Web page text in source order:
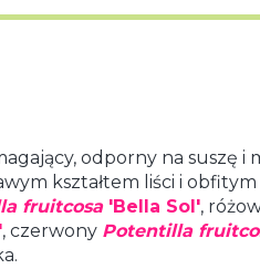
odporny na suszę i
kształtem liści i
fruitcosa'Bella Sol',
, czerwony Potentilla